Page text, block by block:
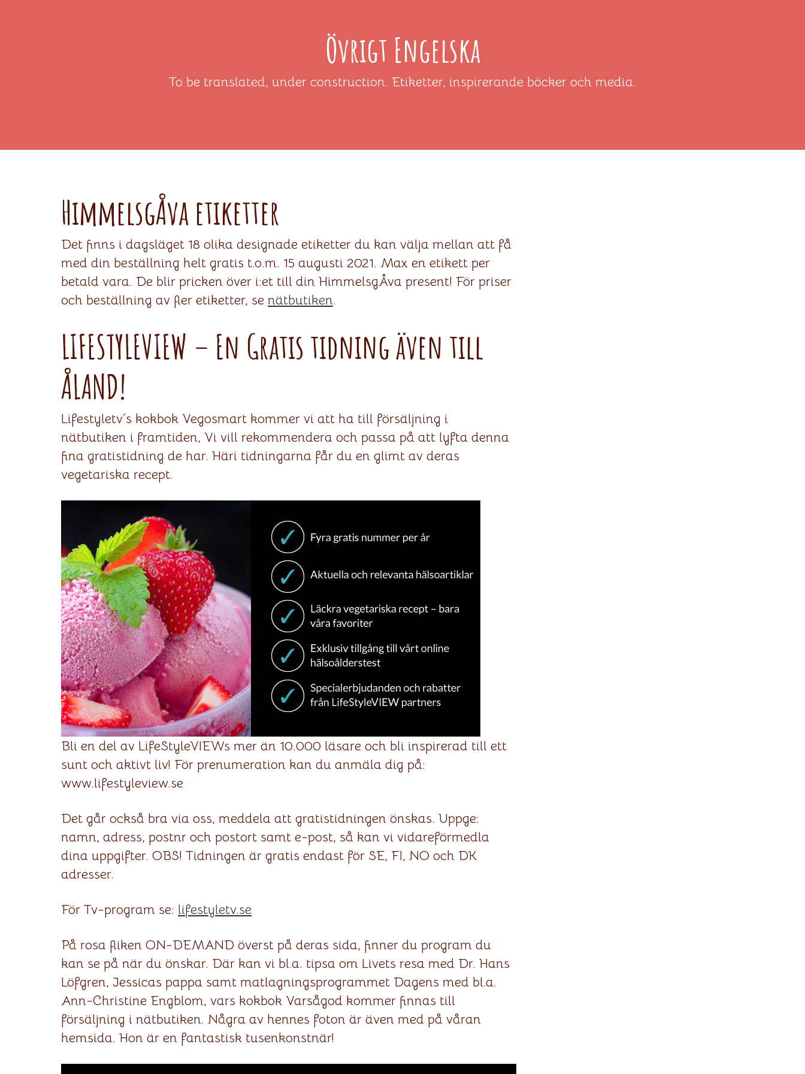
Övrigt Engelska
To be translated, under construction. Etiketter, inspirerande böcker och media.
HimmelsgÅva etiketter
Det finns i dagsläget 18 olika designade etiketter du kan välja mellan att få
med din beställning helt gratis t.o.m. 15 augusti 2021. Max en etikett per
betald vara. De blir pricken över i:et till din HimmelsgÅva present! För priser
och beställning av fler etiketter, se nätbutiken.
LIFESTYLEVIEW – En Gratis tidning även till
ÅLAND!
Lifestyletv´s kokbok Vegosmart kommer vi att ha till försäljning i
nätbutiken i framtiden, Vi vill rekommendera och passa på att lyfta denna
fina gratistidning de har. Häri tidningarna får du en glimt av deras
vegetariska recept.
Bli en del av LifeStyleVIEWs mer än 10.000 läsare och bli inspirerad till ett
sunt och aktivt liv! För prenumeration kan du anmäla dig på:
www.lifestyleview.se
Det går också bra via oss, meddela att gratistidningen önskas. Uppge:
namn, adress, postnr och postort samt e-post, så kan vi vidareförmedla
dina uppgifter. OBS! Tidningen är gratis endast för SE, FI, NO och DK
adresser.
För Tv-program se: lifestyletv.se
På rosa fliken ON-DEMAND överst på deras sida, finner du program du
kan se på när du önskar. Där kan vi bl.a. tipsa om Livets resa med Dr. Hans
Löfgren, Jessicas pappa samt matlagningsprogrammet Dagens med bl.a.
Ann-Christine Engblom, vars kokbok Varsågod kommer finnas till
försäljning i nätbutiken. Några av hennes foton är även med på våran
hemsida. Hon är en fantastisk tusenkonstnär!